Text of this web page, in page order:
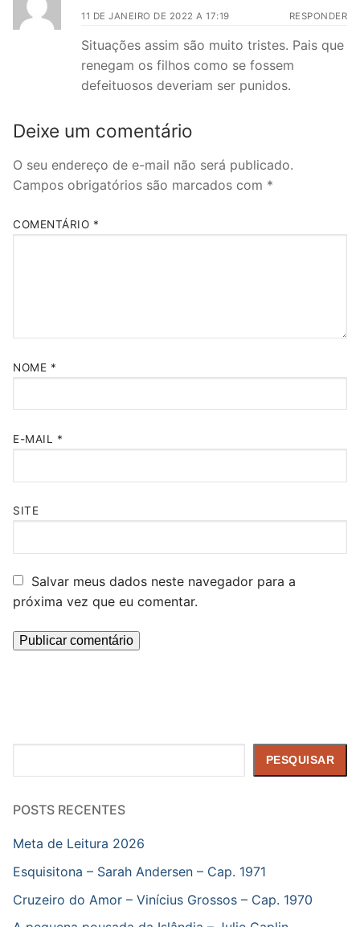
11 DE JANEIRO DE 2022 A 17:19 RESPONDER
Situações assim são muito tristes. Pais que
renegam os filhos como se fossem
defeituosos deveriam ser punidos.
Deixe um comentário
O seu endereço de e-mail não será publicado.
Campos obrigatórios são marcados com *
COMENTÁRIO *
NOME *
E-MAIL *
SITE
Salvar meus dados neste navegador para a
próxima vez que eu comentar.
PESQUISAR
POSTS RECENTES
Meta de Leitura 2026
Esquisitona – Sarah Andersen – Cap. 1971
Cruzeiro do Amor – Vinícius Grossos – Cap. 1970